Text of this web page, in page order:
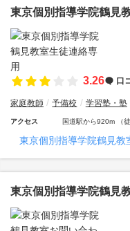
東京個別指導学院鶴見
3.26 口
家庭教師 予備校 学習塾・塾
アクセス 国道駅から920m （徒
東京個別指導学院鶴見教
東京個別指導学院鶴見